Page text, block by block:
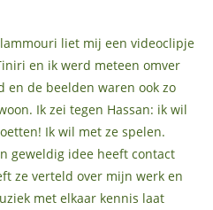
liet mij een videoclipje
en ik werd meteen omver
en de beelden waren ook zo
Ik zei tegen Hassan: ik wil
Ik wil met ze spelen.
geweldig idee heeft contact
ze verteld over mijn werk en
met elkaar kennis laat